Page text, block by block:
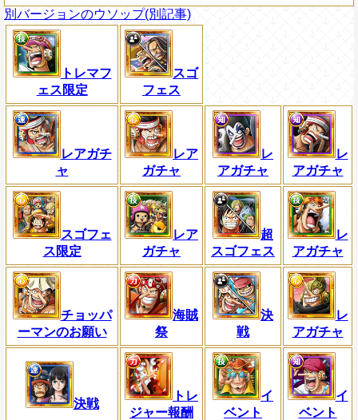
別バージョンのウソップ(別記事)
トレマフ
ェス限定
スゴ
フェス
レアガチ
ャ
レア
ガチャ
レ
アガチャ
レ
アガチャ
スゴフェ
ス限定
レア
ガチャ
超
スゴフェス
レ
アガチャ
チョッパ
ーマンのお願い
海賊
祭
決
戦
レ
アガチャ
決戦
トレ
ジャー報酬
イ
ベント
イ
ベント